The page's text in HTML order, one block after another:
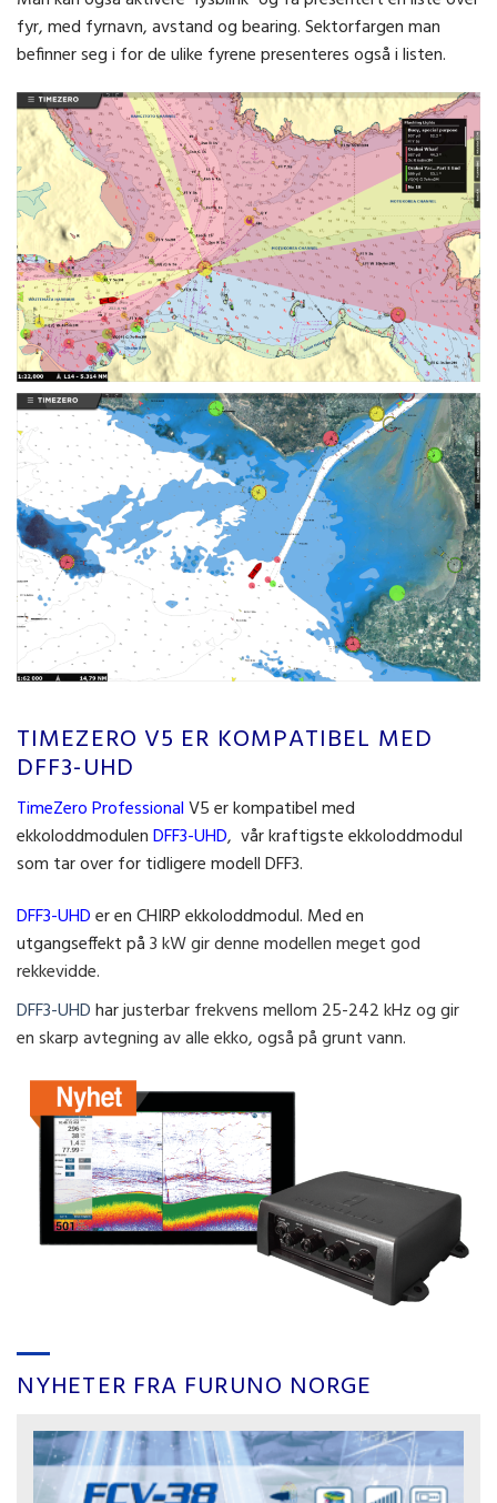
fyr, med fyrnavn, avstand og bearing. Sektorfargen man
befinner seg i for de ulike fyrene presenteres også i listen.
TIMEZERO V5 ER KOMPATIBEL MED
DFF3-UHD
TimeZero ProfessionalV5 er kompatibel med
ekkoloddmodulenDFF3-UHD, vår kraftigste ekkoloddmodul
som tar over for tidligere modell DFF3.
DFF3-UHDer en CHIRP ekkoloddmodul. Med en
utgangseffekt på3 kW gir denne modellen meget god
rekkevidde.
DFF3-UHDhar justerbar frekvens mellom 25-242 kHz og gir
en skarp avtegning av alle ekko, også på grunt vann.
NYHETER FRA FURUNO NORGE